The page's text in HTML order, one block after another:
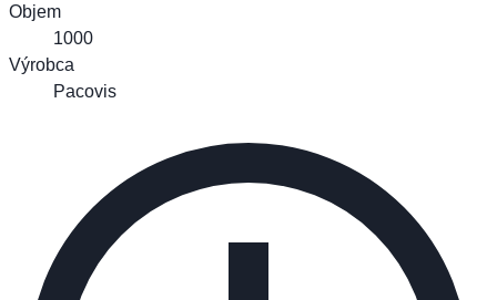
Objem
1000
Výrobca
Pacovis